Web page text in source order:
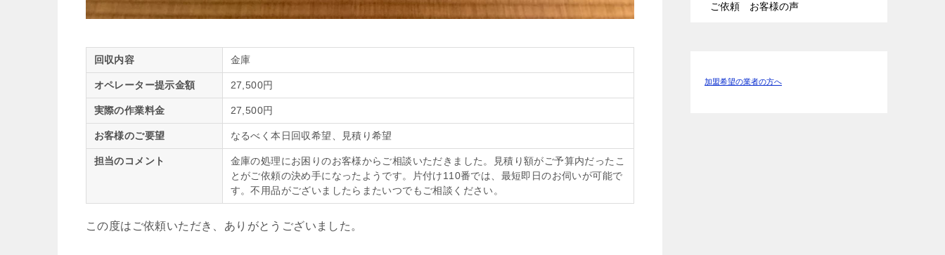
回収内容 金庫
オペレーター提示金額 27,500円
実際の作業料金 27,500円
お客様のご要望 なるべく本日回収希望、見積り希望
担当のコメント
金庫の処理にお困りのお客様からご相談いただきました。見積り額がご予算内だったこ
とがご依頼の決め手になったようです。片付け110番では、最短即日のお伺いが可能で
す。不用品がございましたらまたいつでもご相談ください。
この度はご依頼いただき、ありがとうございました。
ご依頼 お客様の声
加盟希望の業者の方へ